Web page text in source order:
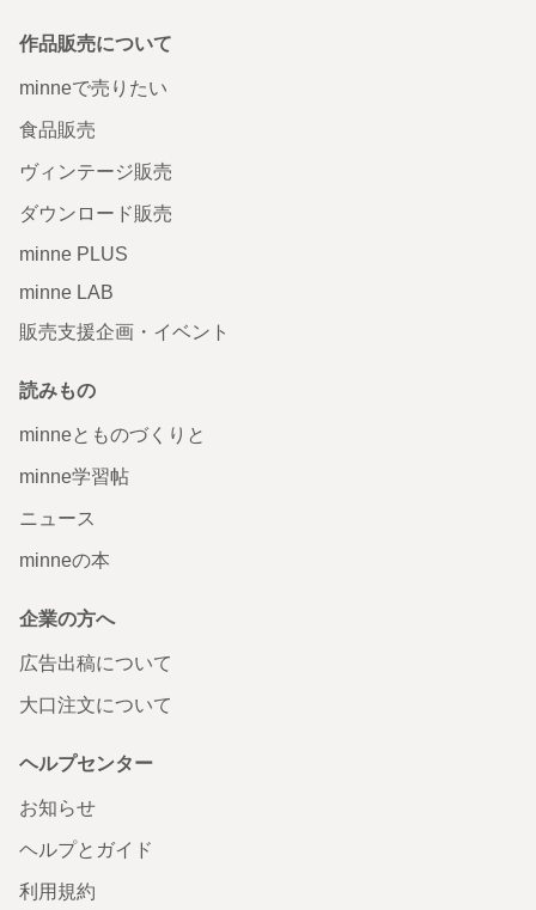
作品販売について
minneで売りたい
食品販売
ヴィンテージ販売
ダウンロード販売
minne PLUS
minne LAB
販売支援企画・イベント
読みもの
minneとものづくりと
minne学習帖
ニュース
minneの本
企業の方へ
広告出稿について
大口注文について
ヘルプセンター
お知らせ
ヘルプとガイド
利用規約